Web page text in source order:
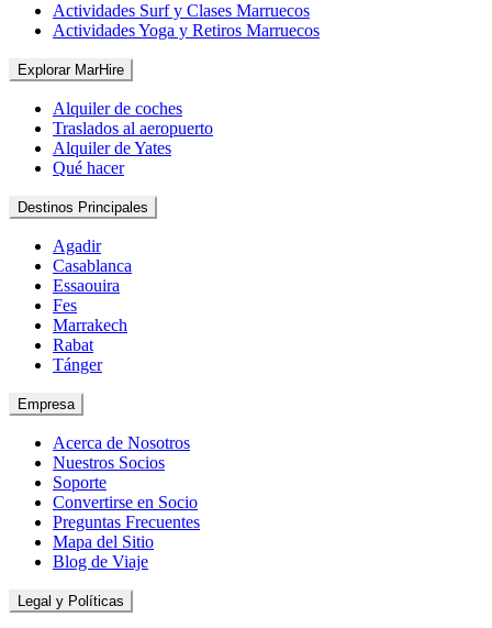
Actividades Surf y Clases Marruecos
Actividades Yoga y Retiros Marruecos
Explorar MarHire
Alquiler de coches
Traslados al aeropuerto
Alquiler de Yates
Qué hacer
Destinos Principales
Agadir
Casablanca
Essaouira
Fes
Marrakech
Rabat
Tánger
Empresa
Acerca de Nosotros
Nuestros Socios
Soporte
Convertirse en Socio
Preguntas Frecuentes
Mapa del Sitio
Blog de Viaje
Legal y Políticas